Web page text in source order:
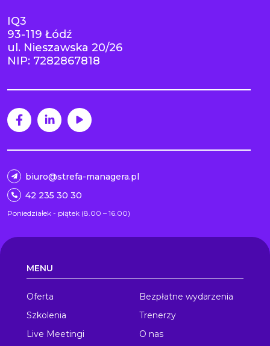
IQ3
93-119 Łódź
ul. Nieszawska 20/26
NIP: 7282867818
biuro@strefa-managera.pl
42 235 30 30
Poniedziałek - piątek (8.00 – 16.00)
MENU
Oferta
Szkolenia
Live Meetingi
Bezpłatne wydarzenia
Trenerzy
O nas